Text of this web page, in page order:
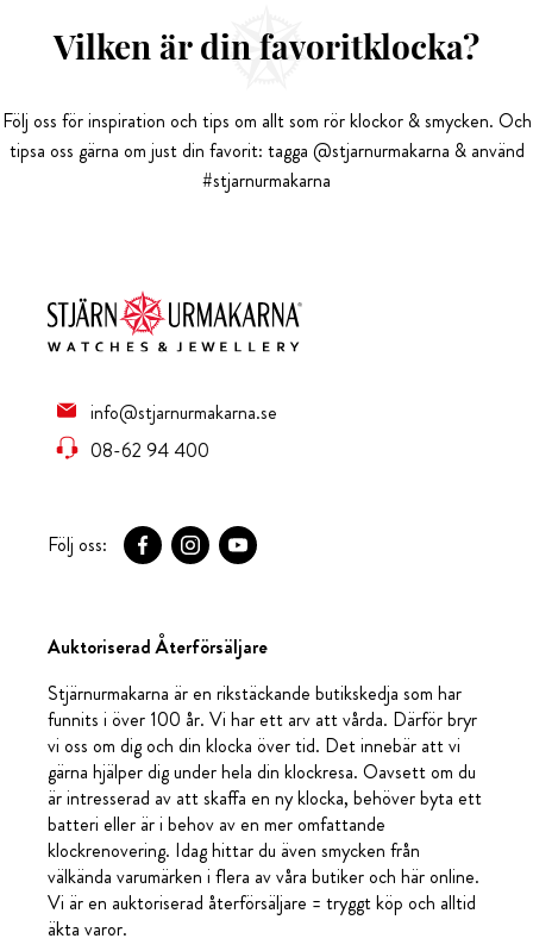
Vilken är din favoritklocka?
Följ oss för inspiration och tips om allt som rör klockor & smycken. Och
tipsa oss gärna om just din favorit: tagga @stjarnurmakarna & använd
#stjarnurmakarna
info@stjarnurmakarna.se
08-62 94 400
Följ oss:
Auktoriserad Återförsäljare
Stjärnurmakarna är en rikstäckande butikskedja som har
funnits i över 100 år. Vi har ett arv att vårda. Därför bryr
vi oss om dig och din klocka över tid. Det innebär att vi
gärna hjälper dig under hela din klockresa. Oavsett om du
är intresserad av att skaffa en ny klocka, behöver byta ett
batteri eller är i behov av en mer omfattande
klockrenovering. Idag hittar du även smycken från
välkända varumärken i flera av våra butiker och här online.
Vi är en auktoriserad återförsäljare = tryggt köp och alltid
äkta varor.